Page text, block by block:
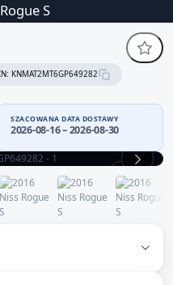
S
KNMAT2MT6GP649282
SZACOWANA DATA DOSTAWY
2026-08-16 – 2026-08-30